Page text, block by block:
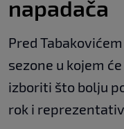
napadača
Pred
sezone u kojem
izboriti što bolju
rok i